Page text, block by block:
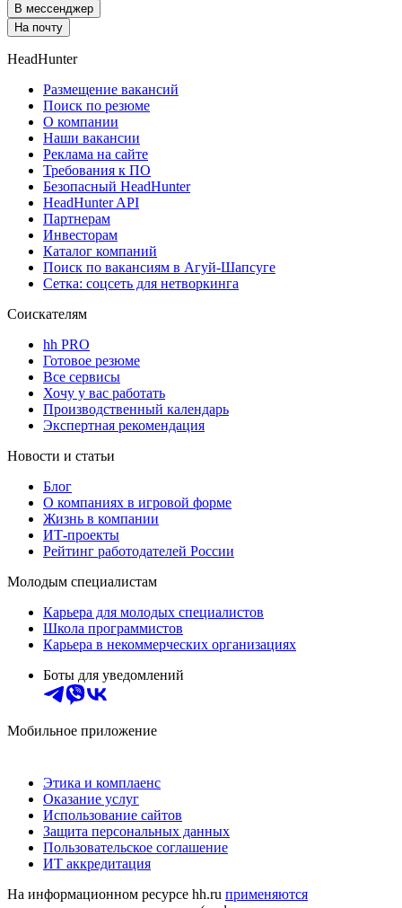
В мессенджер
На почту
HeadHunter
Размещение вакансий
Поиск по резюме
О компании
Наши вакансии
Реклама на сайте
Требования к ПО
Безопасный HeadHunter
HeadHunter API
Партнерам
Инвесторам
Каталог компаний
Поиск по вакансиям в Агуй-Шапсуге
Сетка: соцсеть для нетворкинга
Соискателям
hh PRO
Готовое резюме
Все сервисы
Хочу у вас работать
Производственный календарь
Экспертная рекомендация
Новости и статьи
Блог
О компаниях в игровой форме
Жизнь в компании
ИТ-проекты
Рейтинг работодателей России
Молодым специалистам
Карьера для молодых специалистов
Школа программистов
Карьера в некоммерческих организациях
Боты для уведомлений
Мобильное приложение
Этика и комплаенс
Оказание услуг
Использование сайтов
Защита персональных данных
Пользовательское соглашение
ИТ аккредитация
На информационном ресурсе hh.ru применяются